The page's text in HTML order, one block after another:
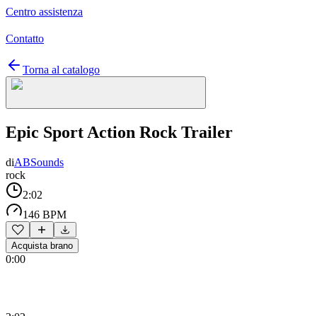
Centro assistenza
Contatto
Torna al catalogo
Epic Sport Action Rock Trailer
diABSounds
rock
2:02
146 BPM
Acquista brano
0:00